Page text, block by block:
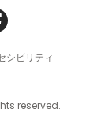
シビリティ
reserved.